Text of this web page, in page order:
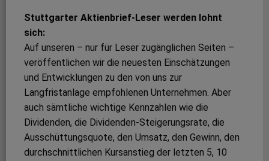
Stuttgarter Aktienbrief-Leser werden lohnt
sich:
Auf unseren – nur für Leser zugänglichen Seiten –
veröffentlichen wir die neuesten Einschätzungen
und Entwicklungen zu den von uns zur
Langfristanlage empfohlenen Unternehmen. Aber
auch sämtliche wichtige Kennzahlen wie die
Dividenden, die Dividenden-Steigerungsrate, die
Ausschüttungsquote, den Umsatz, den Gewinn, den
durchschnittlichen Kursanstieg der letzten 5, 10